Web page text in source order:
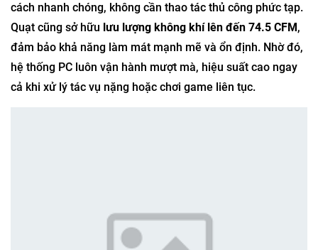
cách nhanh chóng, không cần thao tác thủ công phức tạp.
Quạt cũng sở hữu lưu lượng không khí lên đến 74.5 CFM,
đảm bảo khả năng làm mát mạnh mẽ và ổn định. Nhờ đó,
hệ thống PC luôn vận hành mượt mà, hiệu suất cao ngay
cả khi xử lý tác vụ nặng hoặc chơi game liên tục.